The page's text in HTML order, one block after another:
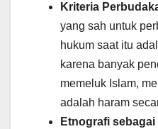
Kriteria
yang sah untuk
hukum saat itu
karena banyak
memeluk Islam,
adalah haram
Etnografi